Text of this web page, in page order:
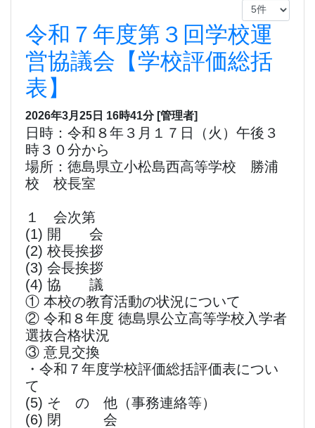
令和７年度第３回学校運
営協議会【学校評価総括
表】
2026年3月25日 16時41分 [管理者]
日時：令和８年３月１７日（火）午後３
時３０分から
場所：徳島県立小松島西高等学校 勝浦
校 校長室
１ 会次第
(1) 開 会
(2) 校長挨拶
(3) 会長挨拶
(4) 協 議
① 本校の教育活動の状況について
② 令和８年度 徳島県公立高等学校入学者
選抜合格状況
③ 意見交換
・令和７年度学校評価総括評価表につい
て
(5) そ の 他（事務連絡等）
(6) 閉 会